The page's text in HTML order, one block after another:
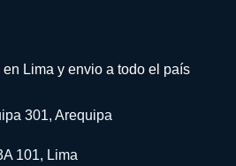
Lima y envio a todo el país
301, Arequipa
101, Lima